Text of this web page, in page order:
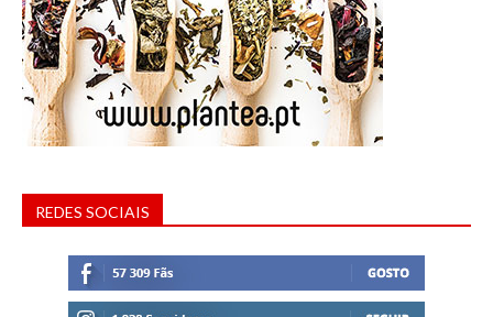
REDES SOCIAIS